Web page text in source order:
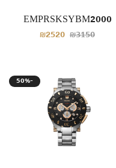
EMPRSKSYBM2000
₪2520 ₪3150
50%-